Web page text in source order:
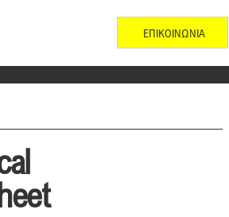
ΕΠΙΚΟΙΝΩΝΙΑ